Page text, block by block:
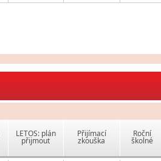
LETOS: plán
přijmout
Přijímací
zkouška
Roční
školné